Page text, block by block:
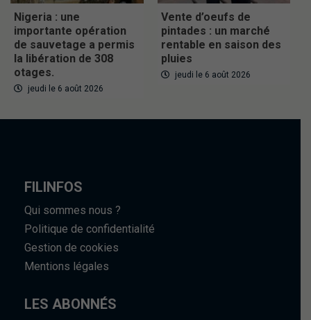
Nigeria : une
importante opération
de sauvetage a permis
la libération de 308
otages.
jeudi le 6 août 2026
Vente d’oeufs de
pintades : un marché
rentable en saison des
pluies
jeudi le 6 août 2026
FILINFOS
Qui sommes nous ?
Politique de confidentialité
Gestion de cookies
Mentions légales
LES ABONNÉS